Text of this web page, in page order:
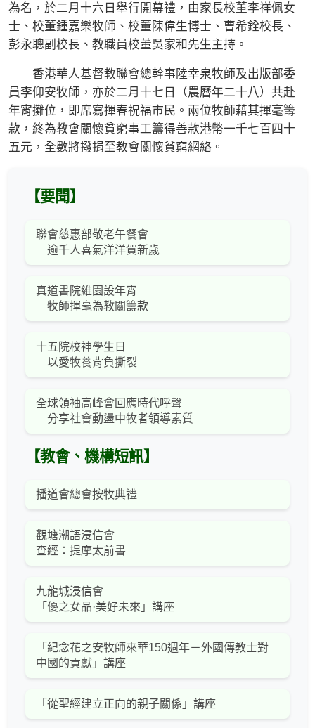
為名，於二月十六日舉行開幕禮，由家長校董李祥佩女
士、校董鍾嘉樂牧師、校董陳偉生博士、曹希銓校長、
彭永聰副校長、教職員校董吳家和先生主持。
香港華人基督教聯會總幹事陸幸泉牧師及出版部委
員李仰安牧師，亦於二月十七日（農曆年二十八）共赴
年宵攤位，即席寫揮春祝福市民。兩位牧師藉其揮毫籌
款，終為教會關懷貧窮事工籌得善款港幣一千七百四十
五元，全數將撥捐至教會關懷貧窮網絡。
【要聞】
聯會慈惠部敬老午餐會
逾千人喜氣洋洋賀新歲
真道書院維園設年宵
牧師揮毫為教關籌款
十五院校神學生日
以愛牧養背負撕裂
全球領袖高峰會回應時代呼聲
分享社會動盪中牧者領導素質
【教會、機構短訊】
播道會總會按牧典禮
觀塘潮語浸信會
查經：提摩太前書
九龍城浸信會
「優之女品·美好未來」講座
「紀念花之安牧師來華150週年－外國傳教士對
中國的貢獻」講座
「從聖經建立正向的親子關係」講座